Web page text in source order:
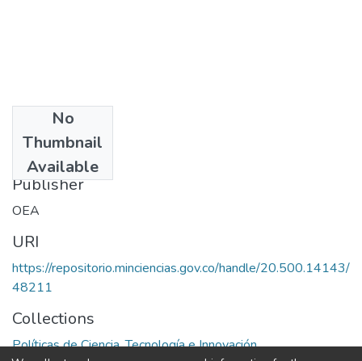
No
Thumbnail
Available
194
Publisher
OEA
URI
https://repositorio.minciencias.gov.co/handle/20.500.14143/
48211
Collections
Políticas de Ciencia, Tecnología e Innovación